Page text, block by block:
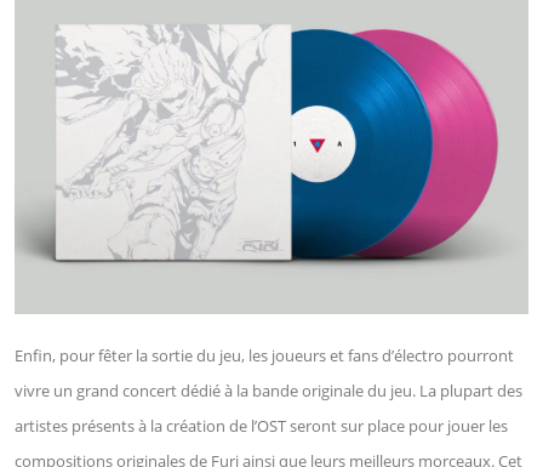
Enfin, pour fêter la sortie du jeu, les joueurs et fans d’électro pourront
vivre un grand concert dédié à la bande originale du jeu. La plupart des
artistes présents à la création de l’OST seront sur place pour jouer les
compositions originales de Furi ainsi que leurs meilleurs morceaux. Cet